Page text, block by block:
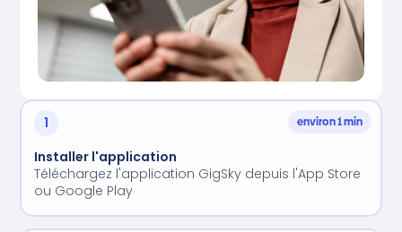
1 environ 1 min
Installer l'application
Téléchargez l'application GigSky depuis l'App Store
ou Google Play